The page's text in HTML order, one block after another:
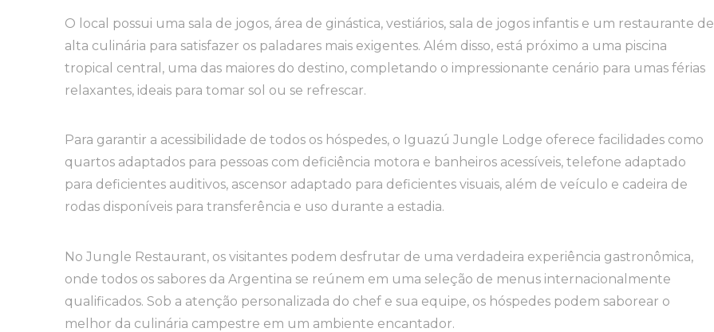
O local possui uma sala de jogos, área de ginástica, vestiários, sala de jogos infantis e um restaurante de
alta culinária para satisfazer os paladares mais exigentes. Além disso, está próximo a uma piscina
tropical central, uma das maiores do destino, completando o impressionante cenário para umas férias
relaxantes, ideais para tomar sol ou se refrescar.
Para garantir a acessibilidade de todos os hóspedes, o Iguazú Jungle Lodge oferece facilidades como
quartos adaptados para pessoas com deficiência motora e banheiros acessíveis, telefone adaptado
para deficientes auditivos, ascensor adaptado para deficientes visuais, além de veículo e cadeira de
rodas disponíveis para transferência e uso durante a estadia.
No Jungle Restaurant, os visitantes podem desfrutar de uma verdadeira experiência gastronômica,
onde todos os sabores da Argentina se reúnem em uma seleção de menus internacionalmente
qualificados. Sob a atenção personalizada do chef e sua equipe, os hóspedes podem saborear o
melhor da culinária campestre em um ambiente encantador.